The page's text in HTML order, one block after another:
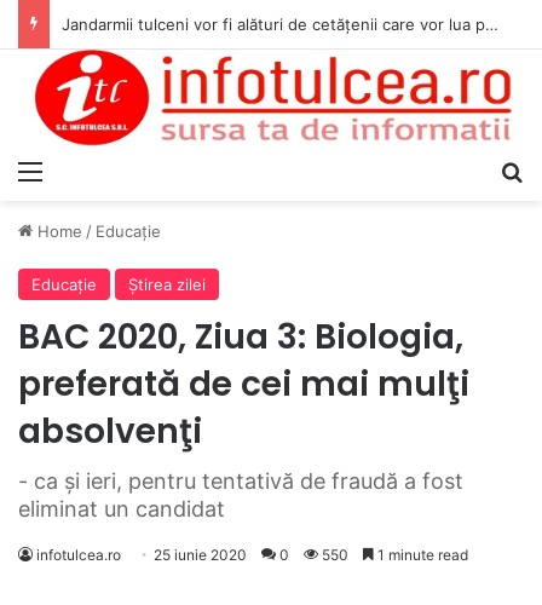
Jandarmii tulceni vor fi alături de cetățenii care vor lua parte la Festivalul Folk Țestos
Home / Educaţie
Educaţie Ştirea zilei
BAC 2020, Ziua 3: Biologia,
preferată de cei mai mulţi
absolvenţi
- ca şi ieri, pentru tentativă de fraudă a fost
eliminat un candidat
infotulcea.ro 25 iunie 2020 0 550 1 minute read